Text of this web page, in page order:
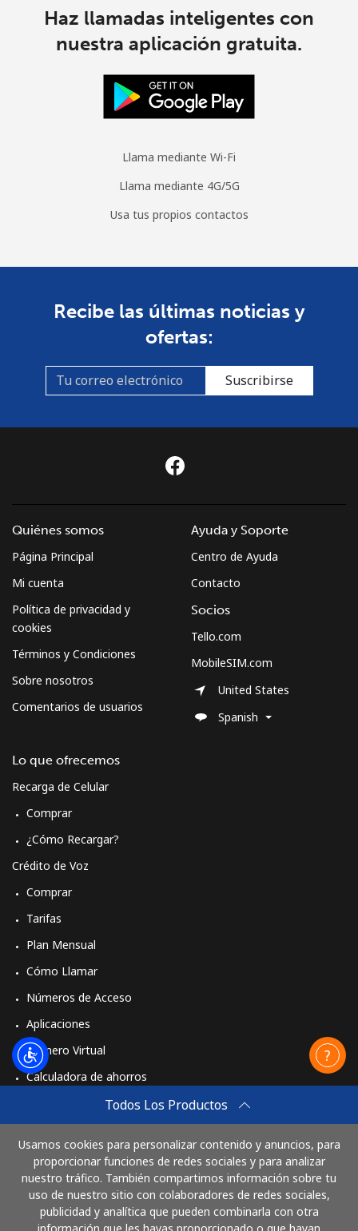
Haz llamadas inteligentes con
nuestra aplicación gratuita.
Llama mediante Wi-Fi
Llama mediante 4G/5G
Usa tus propios contactos
Recibe las últimas noticias y
ofertas:
Suscribirse
Todos Los Productos
Usamos cookies para personalizar contenido y anuncios, para
proporcionar funciones de redes sociales y para analizar
nuestro tráfico. También compartimos información sobre tu
uso de nuestro sitio con colaboradores de redes sociales,
publicidad y analítica que pueden combinarla con otra
Quiénes somos
Página Principal
Mi cuenta
Política de privacidad y
cookies
Términos y Condiciones
Sobre nosotros
Comentarios de usuarios
Lo que ofrecemos
Recarga de Celular
Comprar
¿Cómo Recargar?
Crédito de Voz
Comprar
Tarifas
Plan Mensual
Cómo Llamar
Números de Acceso
Aplicaciones
Número Virtual
Calculadora de ahorros
Comprar
Cómo funciona
Ayuda y Soporte
Centro de Ayuda
Contacto
Socios
Tello.com
MobileSIM.com
United States
Spanish
Paga con